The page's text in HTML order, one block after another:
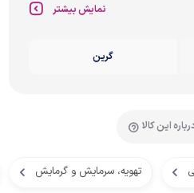
نمایش بیشتر
گرین
این کالا
تهویه، سرمایش و گرمایش